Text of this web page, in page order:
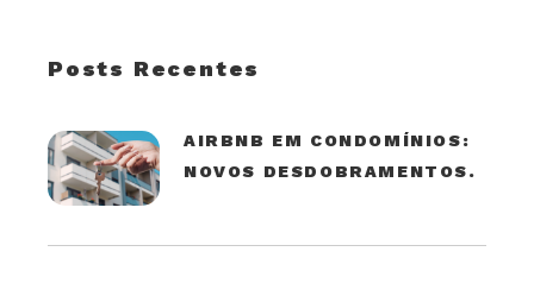
Posts Recentes
AIRBNB EM CONDOMÍNIOS:
NOVOS DESDOBRAMENTOS.